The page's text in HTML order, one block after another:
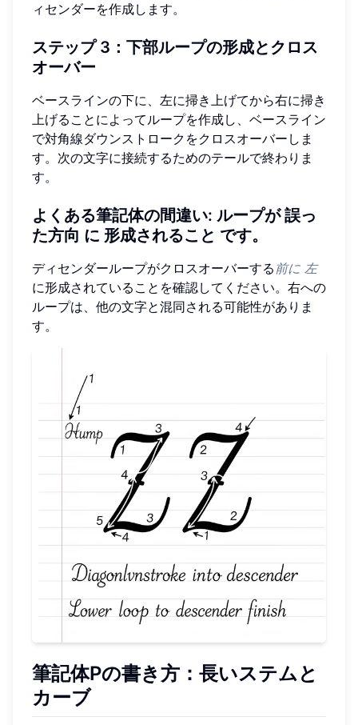
ィセンダーを作成します。
ステップ 3：下部ループの形成とクロス
オーバー
ベースラインの下に、左に掃き上げてから右に掃き
上げることによってループを作成し、ベースライン
で対角線ダウンストロークをクロスオーバーしま
す。次の文字に接続するためのテールで終わりま
す。
よくある筆記体の間違い: ループが誤っ
た方向 に 形成されること です。
ディセンダーループがクロスオーバーする 前に 左
に形成されていることを確認してください。右への
ループは、他の文字と混同される可能性がありま
す。
筆記体Pの書き方：長いステムと
カーブ